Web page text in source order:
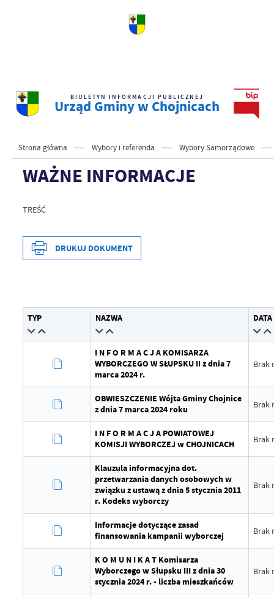
BIULETYN INFORMACJI PUBLICZNEJ
Urząd Gminy w Chojnicach
Strona główna Wybory i referenda Wybory Samorządowe
WAŻNE INFORMACJE
TREŚĆ
Data opublikowania
Opublikował
Data ostatniej aktualizacji
Ostatnio zaktualizował
DRUKUJ DOKUMENT
TYP NAZWA
I N F O R M A C J A KOMISARZA
WYBORCZEGO W SŁUPSKU II z dnia 7
marca 2024 r.
Brak
OBWIESZCZENIE Wójta Gminy Chojnice
z dnia 7 marca 2024 roku
Brak
I N F O R M A C J A POWIATOWEJ
KOMISJI WYBORCZEJ w CHOJNICACH
Brak
Klauzula informacyjna dot.
przetwarzania danych osobowych w
związku z ustawą z dnia 5 stycznia 2011
r. Kodeks wyborczy
Brak
Informacje dotyczące zasad
finansowania kampanii wyborczej
Brak
K O M U N I K A T Komisarza
Wyborczego w Słupsku III z dnia 30
stycznia 2024 r. - liczba mieszkańców
Brak